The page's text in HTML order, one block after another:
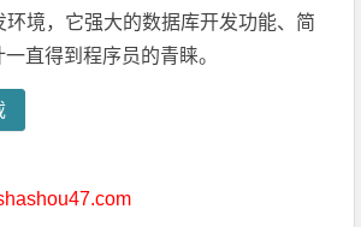
环境，它强大的数据库开发功能、简
直得到程序员的青睐。